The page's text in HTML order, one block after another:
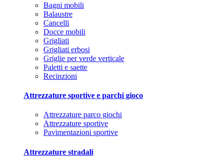
Bagni mobili
Balaustre
Cancelli
Docce mobili
Grigliati
Grigliati erbosi
Griglie per verde verticale
Paletti e saette
Recinzioni
Attrezzature sportive e parchi gioco
Attrezzature parco giochi
Attrezzature sportive
Pavimentazioni sportive
Attrezzature stradali